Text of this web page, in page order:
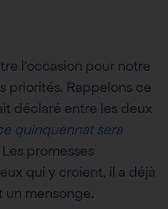
l’occasion pour notre
priorités. Rappelons ce
déclaré entre les deux
quinquennat sera
Les promesses
qui y croient, il a déjà
un mensonge.